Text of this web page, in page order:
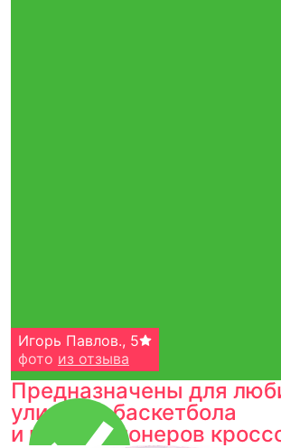
Игорь Павлов., 5
фото из отзыва
Предназначены для
уличного баскетбола
и коллекционеров